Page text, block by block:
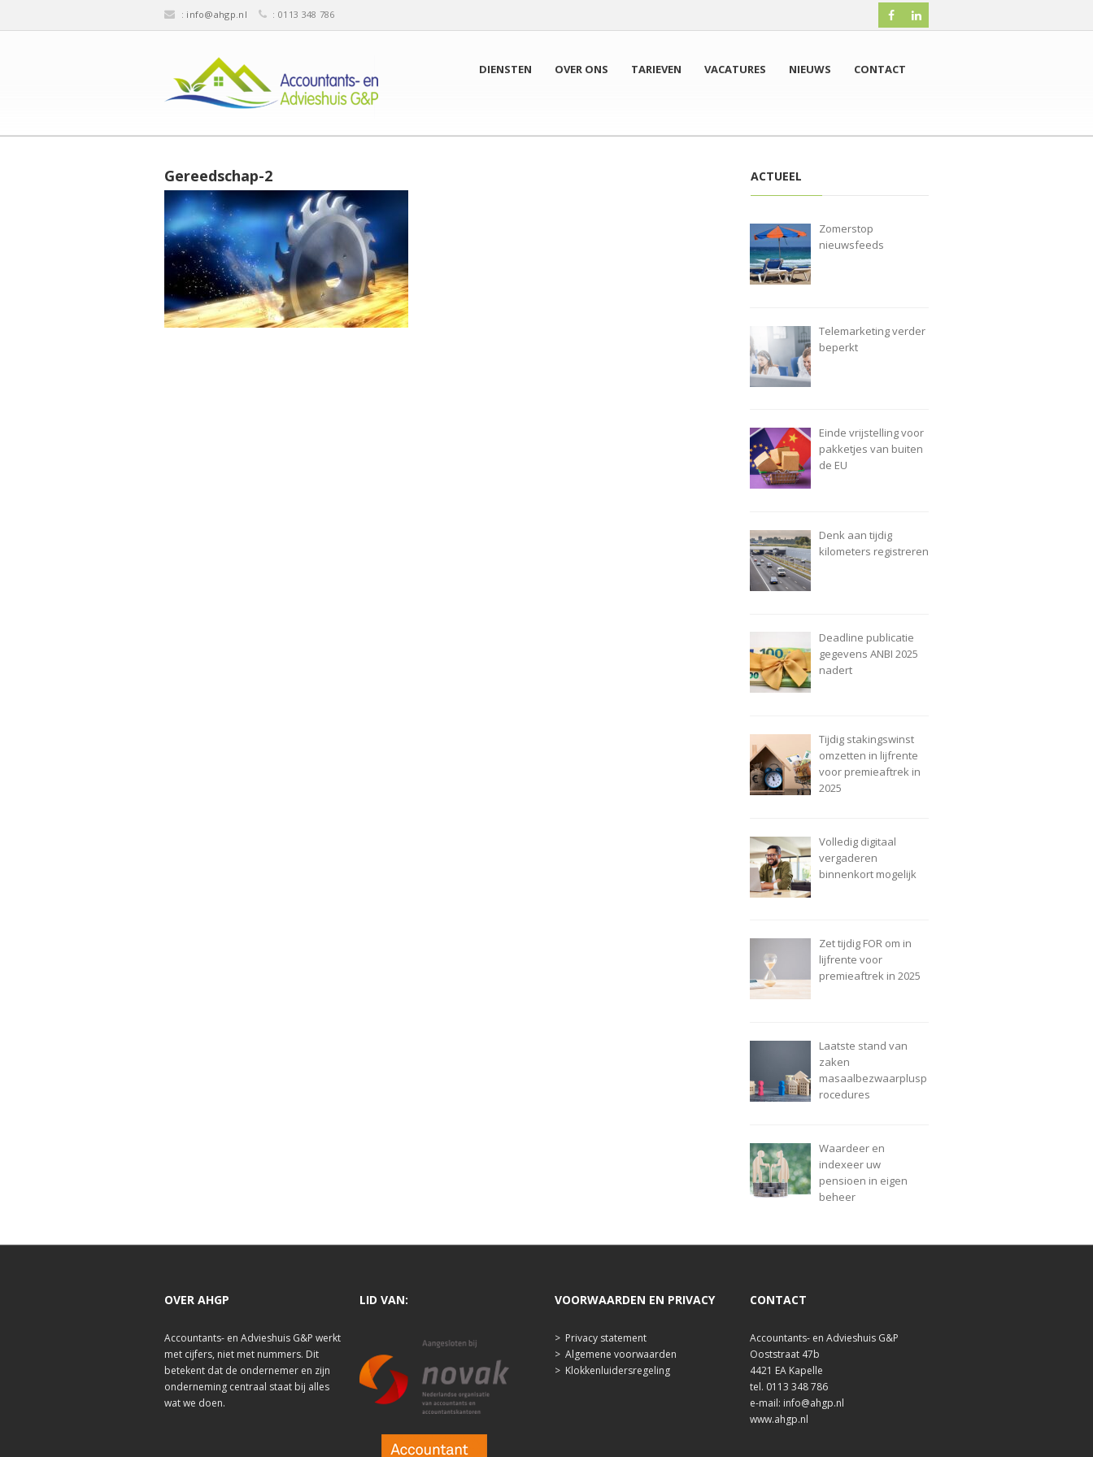
: info@ahgp.nl : 0113 348 786
DIENSTEN OVER ONS TARIEVEN VACATURES NIEUWS CONTACT
Gereedschap-2 ACTUEEL
Zomerstop
nieuwsfeeds
Telemarketing verder
beperkt
Einde vrijstelling voor
pakketjes van buiten
de EU
Denk aan tijdig
kilometers registreren
Deadline publicatie
gegevens ANBI 2025
nadert
Tijdig stakingswinst
omzetten in lijfrente
voor premieaftrek in
2025
Volledig digitaal
vergaderen
binnenkort mogelijk
Zet tijdig FOR om in
lijfrente voor
premieaftrek in 2025
Laatste stand van
zaken
masaalbezwaarplusp
rocedures
Waardeer en
indexeer uw
pensioen in eigen
beheer
OVER AHGP
Accountants- en Advieshuis G&P werkt
met cijfers, niet met nummers. Dit
betekent dat de ondernemer en zijn
onderneming centraal staat bij alles
wat we doen.
LID VAN: VOORWAARDEN EN PRIVACY
> Privacy statement
> Algemene voorwaarden
> Klokkenluidersregeling
CONTACT
Accountants- en Advieshuis G&P
Ooststraat 47b
4421 EA Kapelle
tel. 0113 348 786
e-mail: info@ahgp.nl
www.ahgp.nl